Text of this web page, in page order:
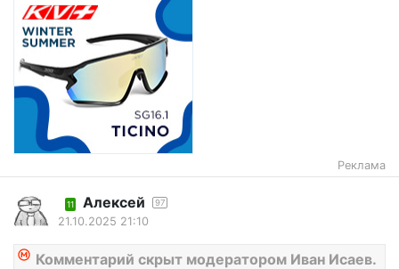
Реклама
11 Алексей 97
21.10.2025 21:10
Комментарий скрыт модератором Иван Исаев.